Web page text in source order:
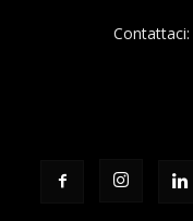
Contattaci: